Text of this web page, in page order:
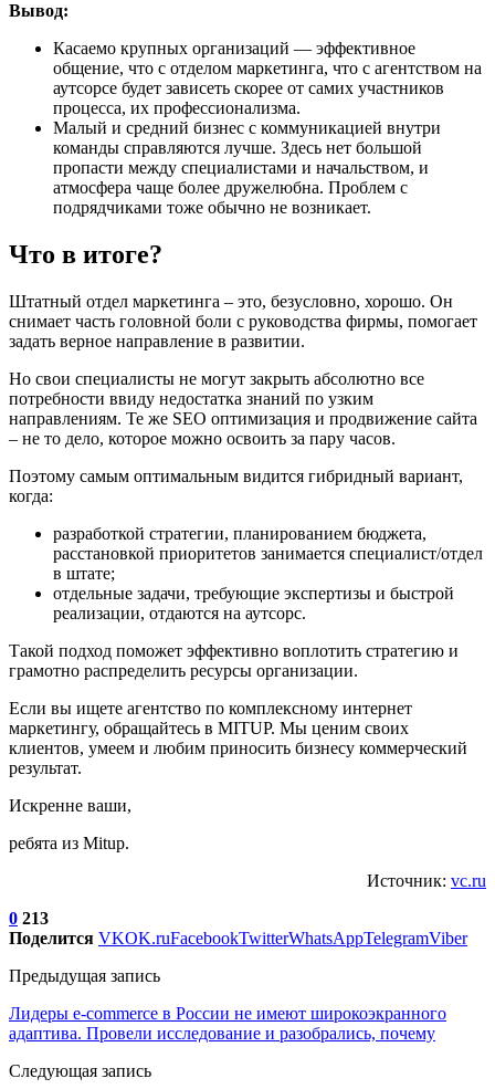
Вывод:
Касаемо крупных организаций — эффективное
общение, что с отделом маркетинга, что с агентством на
аутсорсе будет зависеть скорее от самих участников
процесса, их профессионализма.
Малый и средний бизнес с коммуникацией внутри
команды справляются лучше. Здесь нет большой
пропасти между специалистами и начальством, и
атмосфера чаще более дружелюбна. Проблем с
подрядчиками тоже обычно не возникает.
Что в итоге?
Штатный отдел маркетинга – это, безусловно, хорошо. Он
снимает часть головной боли с руководства фирмы, помогает
задать верное направление в развитии.
Но свои специалисты не могут закрыть абсолютно все
потребности ввиду недостатка знаний по узким
направлениям. Те же SEO оптимизация и продвижение сайта
– не то дело, которое можно освоить за пару часов.
Поэтому самым оптимальным видится гибридный вариант,
когда:
разработкой стратегии, планированием бюджета,
расстановкой приоритетов занимается специалист/отдел
в штате;
отдельные задачи, требующие экспертизы и быстрой
реализации, отдаются на аутсорс.
Такой подход поможет эффективно воплотить стратегию и
грамотно распределить ресурсы организации.
Если вы ищете агентство по комплексному интернет
маркетингу, обращайтесь в MITUP. Мы ценим своих
клиентов, умеем и любим приносить бизнесу коммерческий
результат.
Искренне ваши,
ребята из Mitup.
Источник: vc.ru
0 213
Поделится VKOK.ruFacebookTwitterWhatsAppTelegramViber
Предыдущая запись
Лидеры e-commerce в России не имеют широкоэкранного
адаптива. Провели исследование и разобрались, почему
Следующая запись